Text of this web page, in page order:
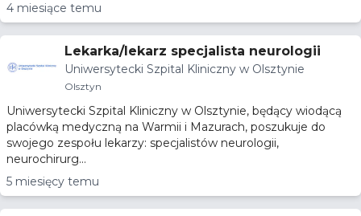
4 miesiące temu
Lekarka/lekarz specjalista neurologii
Uniwersytecki Szpital Kliniczny w Olsztynie
Olsztyn
Uniwersytecki Szpital Kliniczny w Olsztynie, będący wiodącą
placówką medyczną na Warmii i Mazurach, poszukuje do
swojego zespołu lekarzy: specjalistów neurologii,
neurochirurg...
5 miesięcy temu